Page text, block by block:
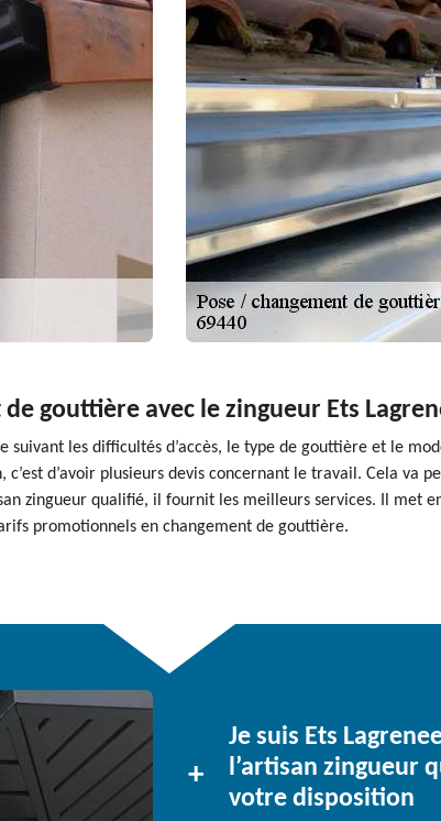
gouttière avec le zingueur Ets
suivant les difficultés d’accès, le type de gouttière et le
d’avoir plusieurs devis concernant le travail. Cela va
zingueur qualifié, il fournit les meilleurs services. Il met
promotionnels en changement de gouttière.
Je suis Ets
l’artisan zingueur
votre disposition